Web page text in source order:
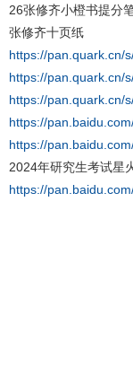
26张修齐小橙书提分
张修齐十页纸
https://pan.quark.cn/
https://pan.quark.cn/
https://pan.quark.cn/
https://
https://
2024年研究生考试星
https://